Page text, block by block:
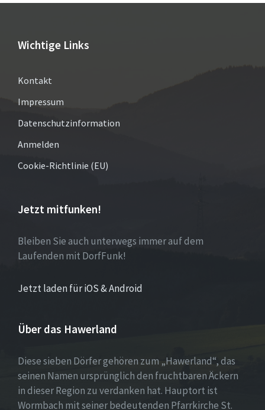
Wichtige Links
Kontakt
Impressum
Datenschutzinformation
Anmelden
Cookie-Richtlinie (EU)
Jetzt mitfunken!
Bleiben Sie auch unterwegs immer auf dem
Laufenden mit DorfFunk!
Jetzt laden für iOS & Android
Über das Hawerland
Diese sieben Dörfer gehören zum „Hawerland“, das
seinen Namen ursprünglich den fruchtbaren Äckern
in dieser Region zu verdanken hat. Hauptort ist
Wormbach mit seiner bedeutenden Pfarrkirche St.